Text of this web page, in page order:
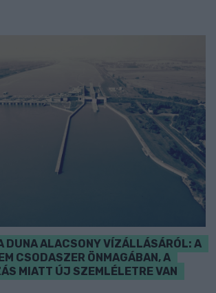
DUNA ALACSONY VÍZÁLLÁSÁRÓL: A
CSODASZER ÖNMAGÁBAN, A
MIATT ÚJ SZEMLÉLETRE VAN